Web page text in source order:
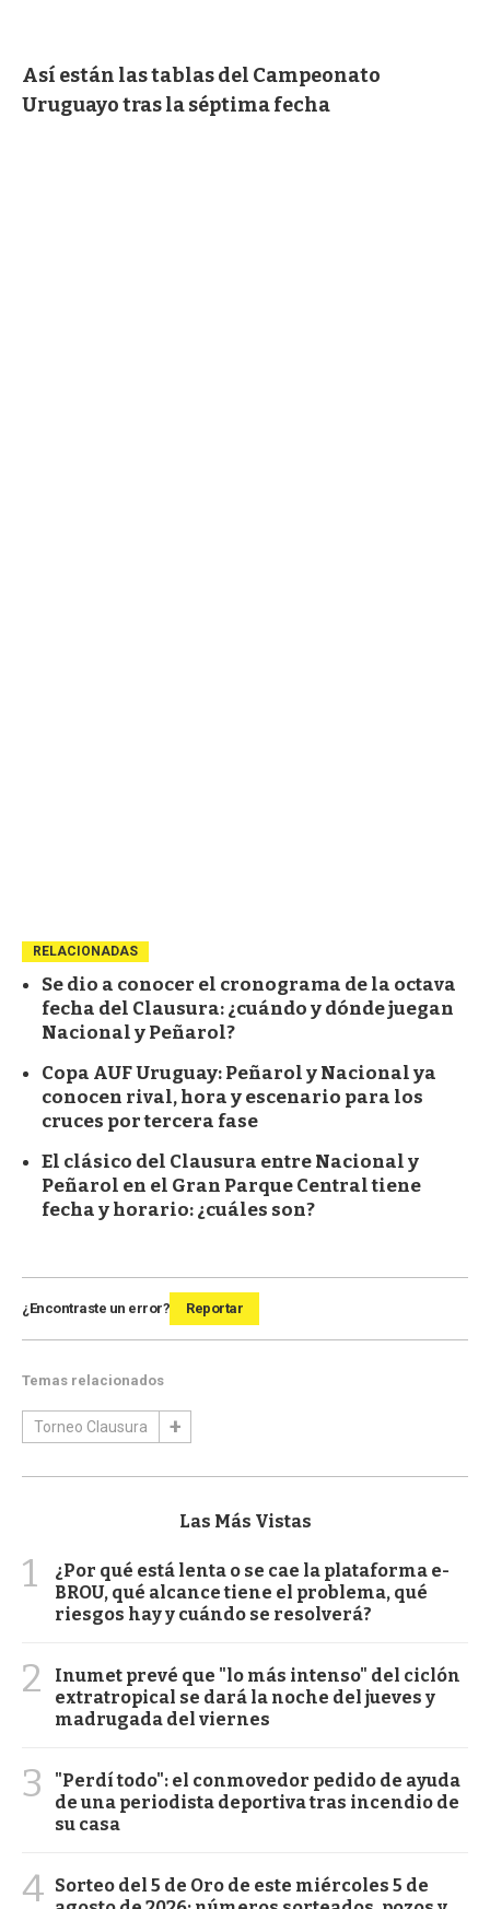
Así están las tablas del Campeonato
Uruguayo tras la séptima fecha
RELACIONADAS
Se dio a conocer el cronograma de la octava
fecha del Clausura: ¿cuándo y dónde juegan
Nacional y Peñarol?
Copa AUF Uruguay: Peñarol y Nacional ya
conocen rival, hora y escenario para los
cruces por tercera fase
El clásico del Clausura entre Nacional y
Peñarol en el Gran Parque Central tiene
fecha y horario: ¿cuáles son?
¿Encontraste un error? Reportar
Temas relacionados
Torneo Clausura
Las Más Vistas
1
¿Por qué está lenta o se cae la plataforma e-
BROU, qué alcance tiene el problema, qué
riesgos hay y cuándo se resolverá?
2
Inumet prevé que "lo más intenso" del ciclón
extratropical se dará la noche del jueves y
madrugada del viernes
3
"Perdí todo": el conmovedor pedido de ayuda
de una periodista deportiva tras incendio de
su casa
4 Sorteo del 5 de Oro de este miércoles 5 de